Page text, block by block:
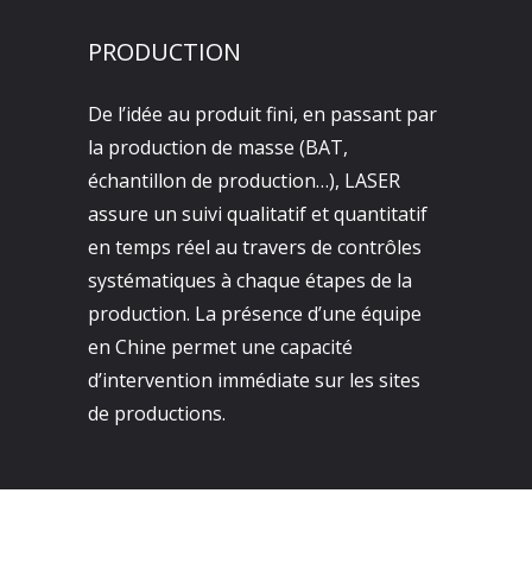
PRODUCTION
De l’idée au produit fini, en passant par
la production de masse (BAT,
échantillon de production…), LASER
assure un suivi qualitatif et quantitatif
en temps réel au travers de contrôles
systématiques à chaque étapes de la
production. La présence d’une équipe
en Chine permet une capacité
d’intervention immédiate sur les sites
de productions.